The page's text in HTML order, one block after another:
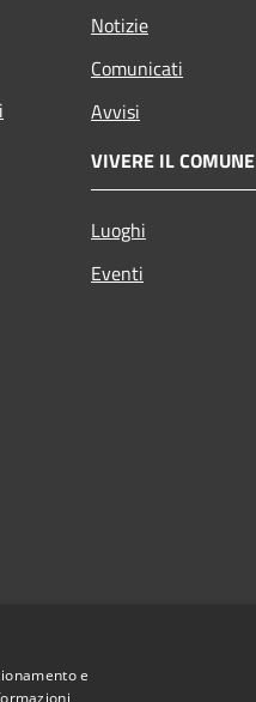
Notizie
Comunicati
Avvisi
VIVERE IL COMUNE
Luoghi
Eventi
e